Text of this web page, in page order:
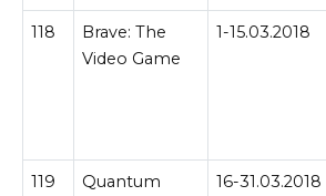
118
Brave: The
Video Game
1-15.03.2018
119
Quantum
16-31.03.2018